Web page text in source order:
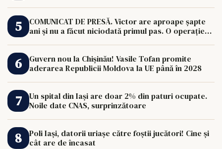
COMUNICAT DE PRESĂ. Victor are aproape șapte
ani și nu a făcut niciodată primul pas. O operație
Guvern nou la Chișinău! Vasile Tofan promite
aderarea Republicii Moldova la UE până în 2028
Un spital din Iași are doar 2% din paturi ocupate.
Noile date CNAS, surprinzătoare
Poli Iași, datorii uriașe către foștii jucători! Cine și
cât are de încasat